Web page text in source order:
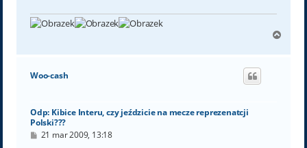
g
Woo-cash
Odp: Kibice Interu, czy jeździcie na mecze reprezenatcji
Polski???
P21 mar 2009, 13:18